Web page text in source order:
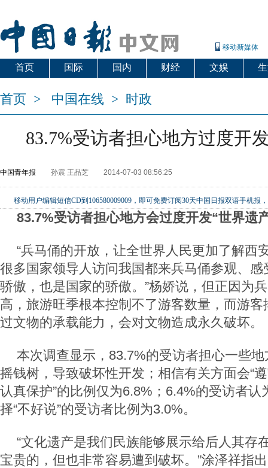
移动新媒体
首页 国际 国内 财经 文娱
首页 > 中国在线 > 时政
83.7%受访者担心地方过度开
中国青年报 孙震 王品芝 2014-07-03 08:56:25
移动用户编辑短信CD到106580009009，即可免费订阅30天中国日报双语手机报
83.7%受访者担心地方会过度开发“世界遗
“兵马俑的开放，让全世界人民更加了解西
很多国家领导人访问我国都来兵马俑参观、
骄傲，也是国家的骄傲。”杨娇说，但正因为
高，旅游旺季根本控制不了游客数量，而游
过文物的承载能力，会对文物造成永久破坏。
本次调查显示，83.7%的受访者担心一些地
摇钱树，导致破坏性开发；相信有关方面会“
认真保护”的比例仅为6.8%；6.4%的受访者认
择“不好说”的受访者比例为3.0%。
“文化遗产是我们民族能够展示给后人其存
宝贵的，但也非常容易遭到破坏。”涂泽祥指